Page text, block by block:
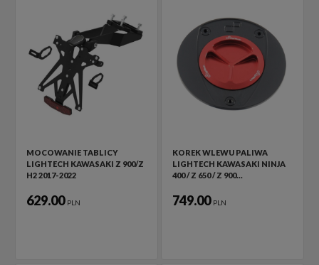
MOCOWANIE TABLICY
LIGHTECH KAWASAKI Z 900/Z
H2 2017-2022
629.00 PLN
KOREK WLEWU PALIWA
LIGHTECH KAWASAKI NINJA
400 / Z 650 / Z 900…
749.00 PLN